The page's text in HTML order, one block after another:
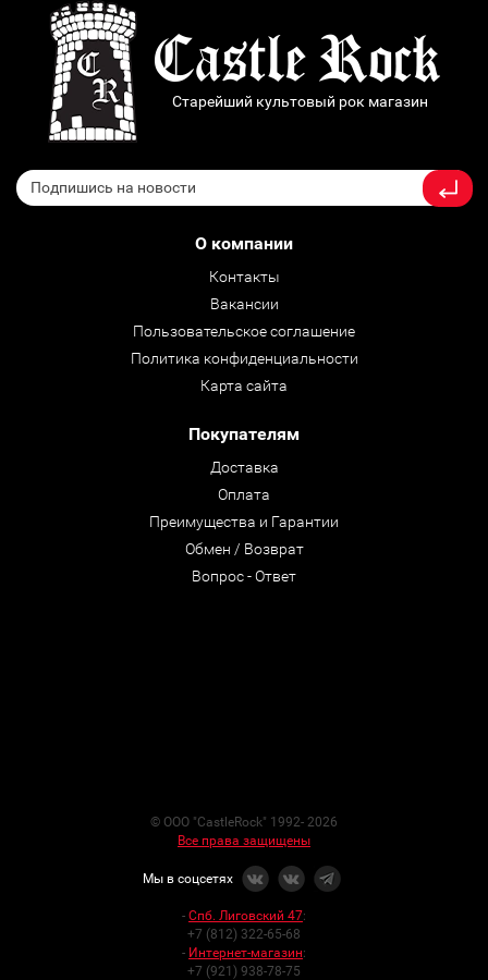
Старейший культовый рок магазин
О компании
Контакты
Вакансии
Пользовательское соглашение
Политика конфиденциальности
Карта сайта
Покупателям
Доставка
Оплата
Преимущества и Гарантии
Обмен / Возврат
Вопрос - Ответ
© ООО "CastleRock" 1992- 2026
Все права защищены
Мы в соцсетях
- Спб. Лиговский 47:
+7 (812) 322-65-68
- Интернет-магазин:
+7 (921) 938-78-75